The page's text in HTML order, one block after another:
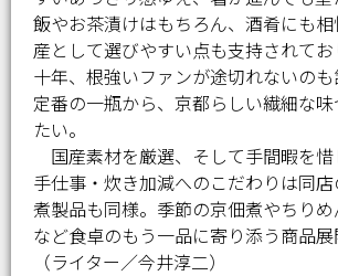
飯やお茶漬けはもちろん、酒肴にも
産として選びやすい点も支持されて
十年、根強いファンが途切れないの
定番の一瓶から、京都らしい繊細な
たい。
国産素材を厳選、そして手間暇を
手仕事・炊き加減へのこだわりは同
煮製品も同様。季節の京佃煮やちり
など食卓のもう一品に寄り添う商品展
（ライター／今井淳二）